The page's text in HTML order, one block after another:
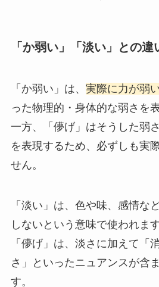
「か弱い」「淡い」との違
「か弱い」は、 実際に力が弱
った物理的・身体的な弱さを
一方、「儚げ」はそうした弱
を表現するため、必ずしも実
せん。
「淡い」は、色や味、感情な
しないという意味で使われます
「儚げ」は、淡さに加えて「
さ」といったニュアンスが含
す。